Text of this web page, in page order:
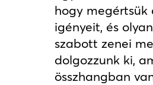
hogy megértsük
igényeit, és
szabott zenei
dolgozzunk ki,
összhangban